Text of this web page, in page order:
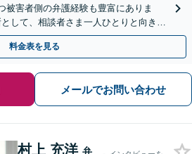
被害者側の弁護経験も豊富にありま
して、相談者さま一人ひとりと向き合
目指します。
料金表を見る
メールでお問い合わせ
村上 充洋 弁